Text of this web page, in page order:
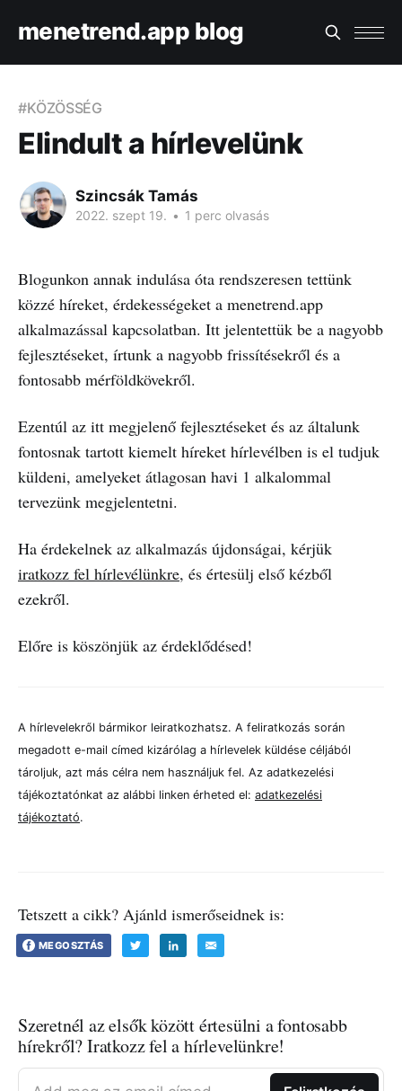
menetrend.app blog
#KÖZÖSSÉG
Elindult a hírlevelünk
Szincsák Tamás
2022. szept 19. • 1 perc olvasás
Blogunkon annak indulása óta rendszeresen tettünk
közzé híreket, érdekességeket a menetrend.app
alkalmazással kapcsolatban. Itt jelentettük be a nagyobb
fejlesztéseket, írtunk a nagyobb frissítésekről és a
fontosabb mérföldkövekről.
Ezentúl az itt megjelenő fejlesztéseket és az általunk
fontosnak tartott kiemelt híreket hírlevélben is el tudjuk
küldeni, amelyeket átlagosan havi 1 alkalommal
tervezünk megjelentetni.
Ha érdekelnek az alkalmazás újdonságai, kérjük
iratkozz fel hírlevélünkre, és értesülj első kézből
ezekről.
Előre is köszönjük az érdeklődésed!
A hírlevelekről bármikor leiratkozhatsz. A feliratkozás során
megadott e-mail címed kizárólag a hírlevelek küldése céljából
tároljuk, azt más célra nem használjuk fel. Az adatkezelési
tájékoztatónkat az alábbi linken érheted el: adatkezelési
tájékoztató.
Tetszett a cikk? Ajánld ismerőseidnek is:
MEGOSZTÁS
Szeretnél az elsők között értesülni a fontosabb
hírekről? Iratkozz fel a hírlevelünkre!